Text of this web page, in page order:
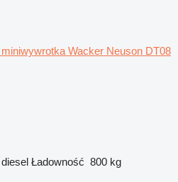
miniwywrotka Wacker Neuson DT08
diesel Ładowność 800 kg